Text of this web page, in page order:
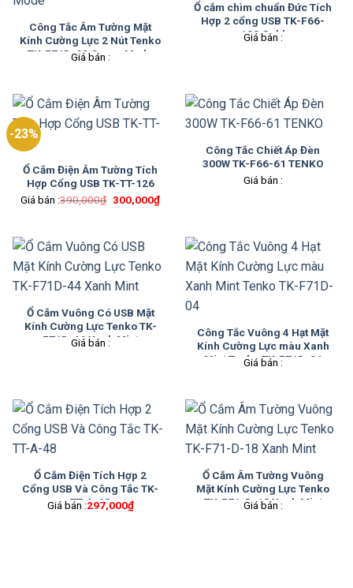
Công Tắc Âm Tường Mặt
Kính Cường Lực 2 Nút Tenko
TK-F71D-02 Green Mode
Giá bán :
Ổ cắm chìm chuẩn Đức Tích
Hợp 2 cổng USB TK-F66-
108 Gold
Giá bán :
-23%
Ổ Cắm Điện Âm Tường Tích
Hợp Cổng USB TK-TT-126
Giá bán :390,000₫ Giá
300,000₫Giá
hiện
300,000₫.
Công Tắc Chiết Áp Đèn
300W TK-F66-61 TENKO
Giá bán :
Ổ Cắm Vuông Có USB Mặt
Kính Cường Lực Tenko TK-
F71D-44 Xanh Mint
Giá bán :
Công Tắc Vuông 4 Hạt Mặt
Kính Cường Lực màu Xanh
Mint Tenko TK-F71D-04
Giá bán :
Ổ Cắm Điện Tích Hợp 2
Cổng USB Và Công Tắc TK-
TT-A-48
Giá bán :297,000₫
Ổ Cắm Âm Tường Vuông
Mặt Kính Cường Lực Tenko
TK-F71-D-18 Xanh Mint
Giá bán :